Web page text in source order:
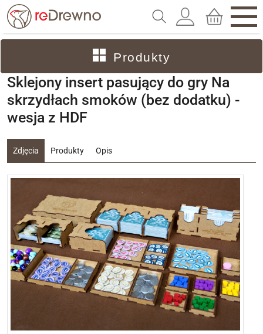
Produkty
Sklejony insert pasujący do gry Na
skrzydłach smoków (bez dodatku) -
wesja z HDF
Zdjęcia Produkty Opis